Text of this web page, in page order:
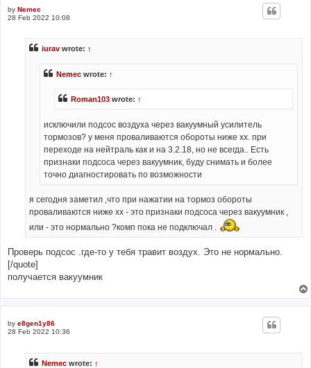
by Nemec
28 Feb 2022 10:08
iurav wrote: ↑
Nemec wrote: ↑
Roman103 wrote: ↑
исключили подсос воздуха через вакуумный усилитель
тормозов? у меня проваливаются обороты ниже хх. при
переходе на нейтраль как и на 3.2.18, но не всегда.. Есть
признаки подсоса через вакуумник, буду снимать и более
точно диагностировать по возможности
я сегодня заметил ,что при нажатии на тормоз обороты
проваливаются ниже хх - это признаки подсоса через вакуумник ,
или - это нормально ?комп пока не подключал .
Проверь подсос .где-то у тебя травит воздух. Это не нормально.
[/quote]
получается вакуумник
by e8gen1y86
28 Feb 2022 10:36
Nemec wrote: ↑